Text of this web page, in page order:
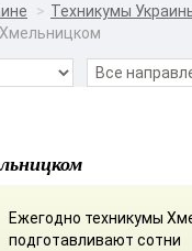
Техникумы
Ежегодно техникумы
подготавливают сотни